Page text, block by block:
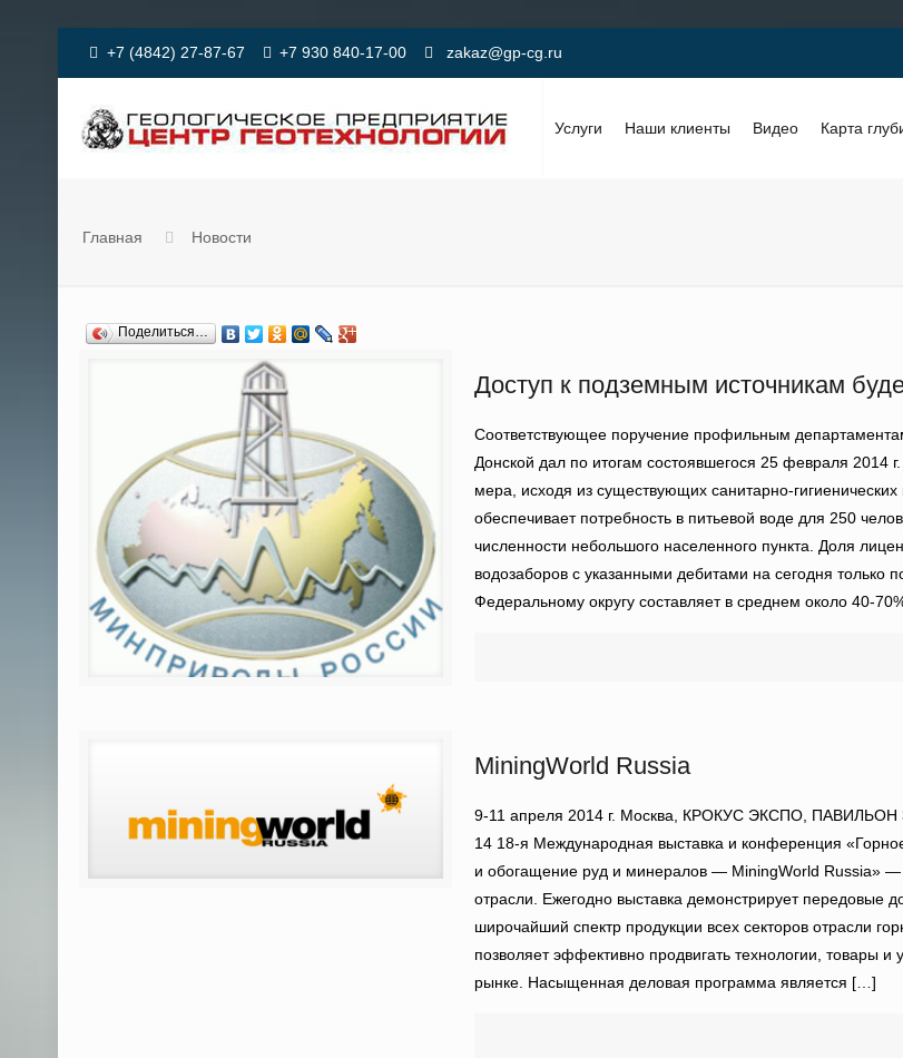
+7 (4842) 27-87-67 +7 930 840-17-00 zakaz@gp-cg.ru
Услуги Наши клиенты Видео Карта
Главная Новости
Поделиться…
Доступ к подземным источникам
Соответствующее поручение профильным
Донской дал по итогам состоявшегося 25 февраля 2014
мера, исходя из существующих санитарно-гигиенических
обеспечивает потребность в питьевой воде для 250
численности небольшого населенного пункта. Доля
водозаборов с указанными дебитами на сегодня только
Федеральному округу составляет в среднем около 40-
MiningWorld Russia
9-11 апреля 2014 г. Москва, КРОКУС ЭКСПО,
14 18-я Международная выставка и конференция
и обогащение руд и минералов — MiningWorld Russia»
отрасли. Ежегодно выставка демонстрирует передовые
широчайший спектр продукции всех секторов отрасли
позволяет эффективно продвигать технологии, товары и
рынке. Насыщенная деловая программа является […]